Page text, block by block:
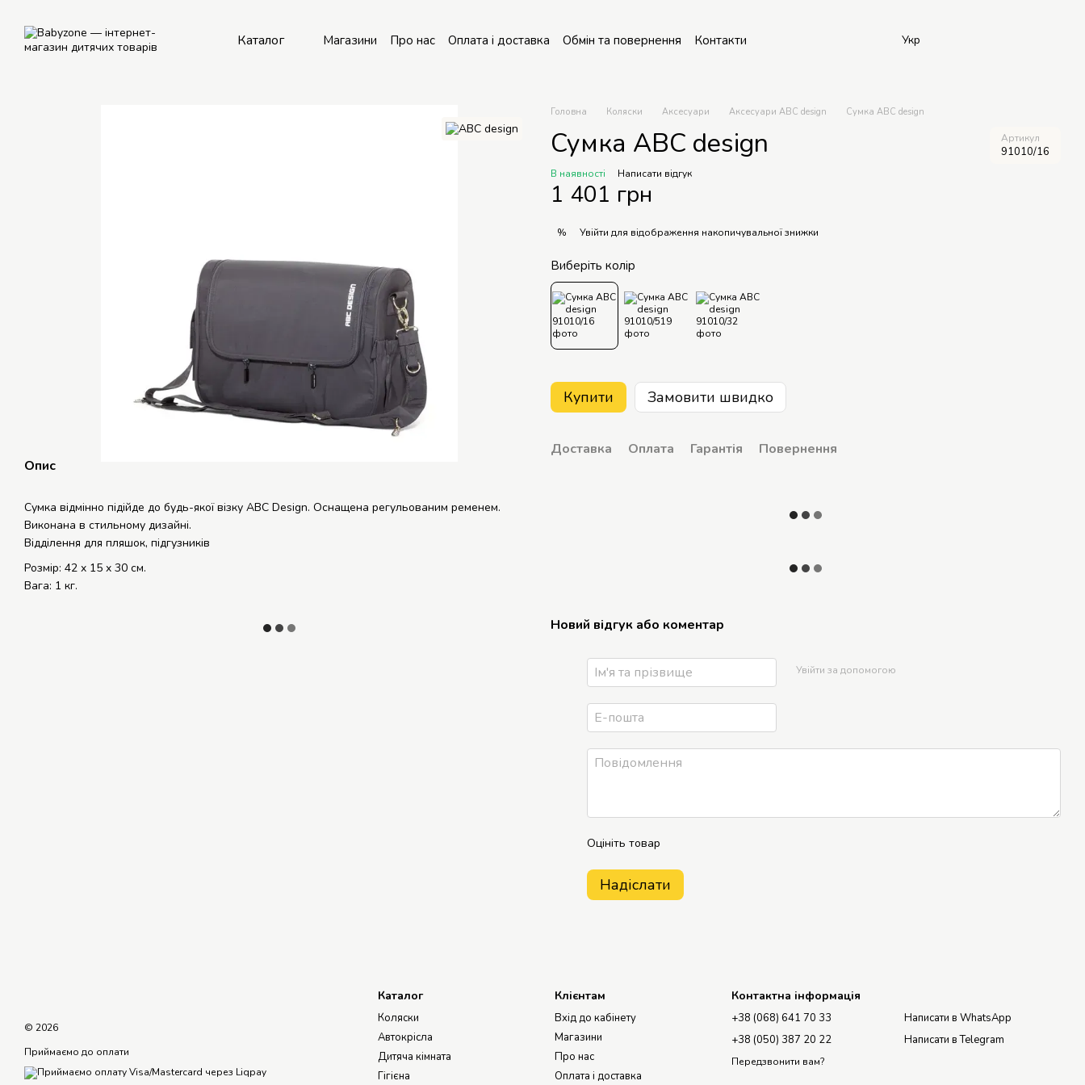
Каталог Магазини Про нас Оплата і доставка Обмін та повернення
Контакти
Укр
Опис
Сумка відмінно підійде до будь-якої візку ABC Design. Оснащена регульованим ременем.
Виконана в стильному дизайні.
Відділення для пляшок, підгузників
Розмір: 42 x 15 x 30 см.
Вага: 1 кг.
Головна Коляски Аксесуари Аксесуари ABC design Сумка ABC design
Сумка ABC design Артикул
91010/16
В наявності Написати відгук
1 401 грн
% Увійти для відображення накопичувальної знижки
Виберіть колір
Купити Замовити швидко
Доставка Оплата Гарантія Повернення
Новий відгук або коментар
Увійти за допомогою
Оцініть товар
Надіслати
© 2026
Приймаємо до оплати
Каталог
Коляски
Автокрісла
Дитяча кімната
Гігієна
Клієнтам
Вхід до кабінету
Магазини
Про нас
Оплата і доставка
Контактна інформація
+38 (068) 641 70 33
+38 (050) 387 20 22
Передзвонити вам?
Написати в WhatsApp
Написати в Telegram